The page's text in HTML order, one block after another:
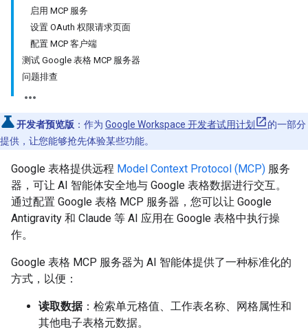
启用 MCP 服务
设置 OAuth 权限请求页面
配置 MCP 客户端
测试 Google 表格 MCP 服务器
问题排查
开发者预览版 ：作为 Google Workspace 开发者试用计划
的一部分
提供，让您能够抢先体验某些功能。
Google 表格提供远程 Model Context Protocol (MCP) 服务
器，可让 AI 智能体安全地与 Google 表格数据进行交互。
通过配置 Google 表格 MCP 服务器，您可以让 Google
Antigravity 和 Claude 等 AI 应用在 Google 表格中执行操
作。
Google 表格 MCP 服务器为 AI 智能体提供了一种标准化的
方式，以便：
读取数据：检索单元格值、工作表名称、网格属性和
其他电子表格元数据。